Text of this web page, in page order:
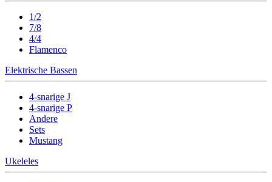
1/2
7/8
4/4
Flamenco
Elektrische Bassen
4-snarige J
4-snarige P
Andere
Sets
Mustang
Ukeleles